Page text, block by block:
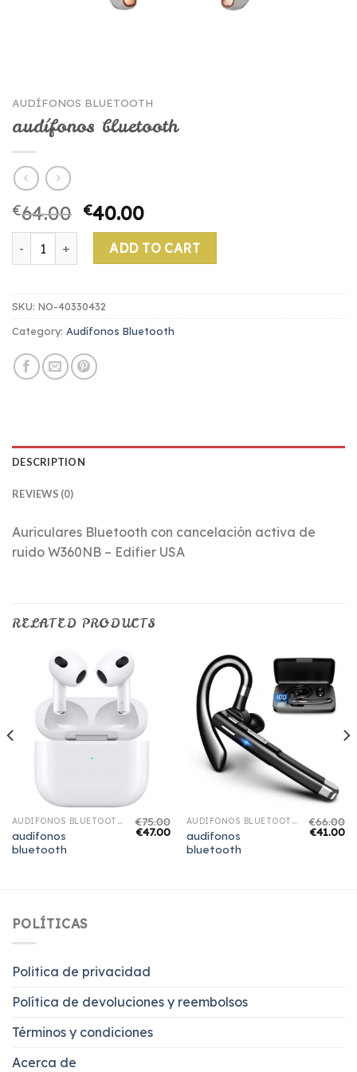
AUDÍFONOS BLUETOOTH
audífonos bluetooth
€64.00 €40.00
audífonos bluetooth quantity
ADD TO CART
SKU: NO-40330432
Category: Audífonos Bluetooth
DESCRIPTION
REVIEWS (0)
Auriculares Bluetooth con cancelación activa de
ruido W360NB – Edifier USA
RELATED PRODUCTS
AUDÍFONOS BLUETOOTH
audífonos
bluetooth
€75.00
€47.00
AUDÍFONOS BLUETOOTH
audífonos
bluetooth
€66.00
€41.00
POLÍTICAS
Politica de privacidad
Política de devoluciones y reembolsos
Términos y condiciones
Acerca de